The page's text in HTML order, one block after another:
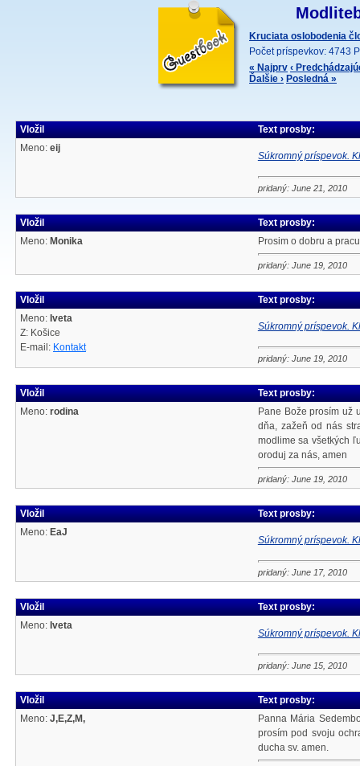
Kruciata oslobodenia
Počet príspevkov: 4743
« Najprv ‹
Ďalšie › Posledná »
Vložil
Meno: eij
Text prosby:
Súkromný príspevok.
pridaný: June 21, 2010
Vložil
Meno: Monika
Text prosby:
Prosim o dobru a
pridaný: June 19, 2010
Vložil
Meno: Iveta
Z: Košice
E-mail: Kontakt
Text prosby:
Súkromný príspevok.
pridaný: June 19, 2010
Vložil
Meno: rodina
Text prosby:
Pane Bože prosím už
dňa, zažeň od nás
modlime sa všetkých
oroduj za nás, amen
pridaný: June 19, 2010
Vložil
Meno: EaJ
Text prosby:
Súkromný príspevok.
pridaný: June 17, 2010
Vložil
Meno: Iveta
Text prosby:
Súkromný príspevok.
pridaný: June 15, 2010
Vložil
Meno: J,E,Z,M,
Text prosby:
Panna Mária
prosím pod svoju
ducha sv. amen.